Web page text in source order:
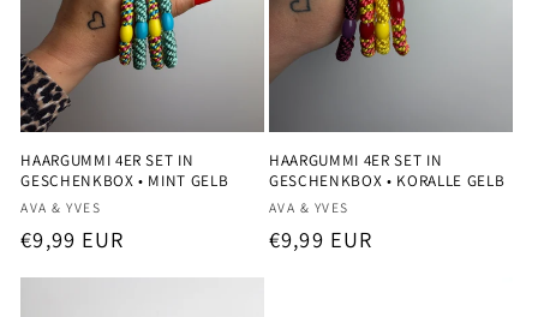
HAARGUMMI 4ER SET IN
GESCHENKBOX • MINT GELB
Anbieter:
AVA & YVES
Normaler
€9,99 EUR
HAARGUMMI 4ER SET IN
GESCHENKBOX • KORALLE GELB
Anbieter:
AVA & YVES
Normaler
€9,99 EUR